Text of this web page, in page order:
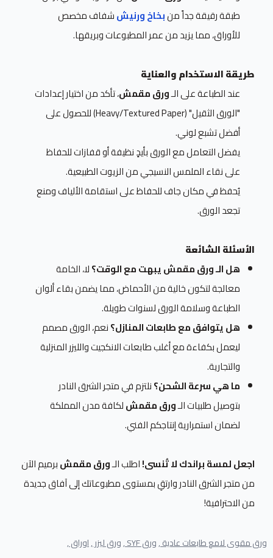
طبقة رقيقة جداً منبخاخ ورنيششفاف مخصص
للأوراق، مما يزيد من عمر المطبوعات وبريقها.
طريقة الاستخدام والعناية
عند الطباعة على الـورق مقمش، تأكد من اختيار إعدادات
"الورق الثقيل" (Heavy/Textured Paper) للحصول على
أفضل تشبع لوني.
يفضل التعامل مع الورق بأيدٍ نظيفة أو قفازات للحفاظ
على نقاء الملمس النسيجي من الزيوت الطبيعية.
يُحفظ في مكان جاف للحفاظ على استقامة الألياف ومنع
تجعد الورق.
الأسئلة الشائعة
هل الـ ورق مقمش يبهت مع الوقت؟لا، الخامة
معالجة لتكون خالية من الأحماض، مما يضمن بقاء ألوان
الطباعة وسلامة الورق لسنوات طويلة.
هل يتوافق مع طابعات المنازل؟نعم، الورق مصمم
ليعمل بكفاءة مع أغلب طابعات الانكجيت والليزر المنزلية
والتجارية.
ما هي سرعة الشحن؟نلتزم في متجر الشرق النادر
بتوصيل طلبيات الـورق مقمشلكافة مدن المملكة
لضمان استمرارية إنتاجكم الفني.
اجعل لمسة براندك لا تُنسى!اطلب الـورق مقمشبرميم الآن
من متجر الشرق النادر وارتقِ بمستوى مطبوعاتك إلى آفاق جديدة
من الاحترافية!
ورق مقوى لامع طابعات عادية ,ورق SYF , ورق ليزر ,اوراق ,